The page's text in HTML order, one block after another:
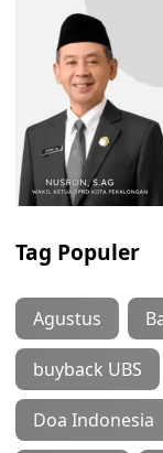
Tag Populer
Agustus
buyback UBS
Doa Indonesia